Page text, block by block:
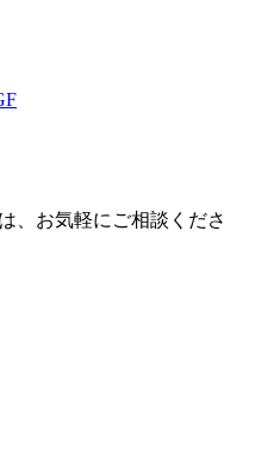
、お気軽にご相談くださ